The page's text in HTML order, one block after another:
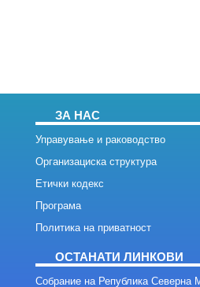
ЗА НАС
Управување и раководство
Организациска структура
Етички кодекс
Програма
Политика на приватност
ОСТАНАТИ ЛИНКОВИ
Собрание на Република Северна